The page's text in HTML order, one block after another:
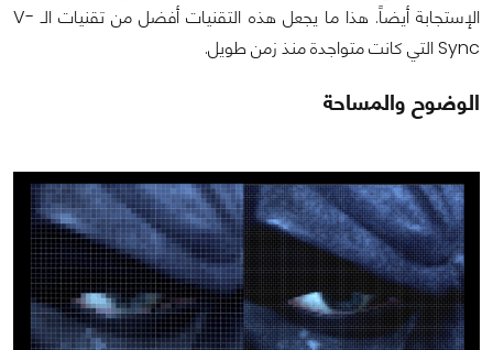
الإستجابة أيضاً. هذا ما يجعل هذه التقنيات أفضل من تقنيات الـ V-
Sync التي كانت متواجدة منذ زمن طويل.
الوضوح والمساحة